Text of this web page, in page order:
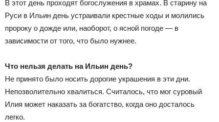
В этот день проходят богослужения в храмах. В старину на
Руси в Ильин день устраивали крестные ходы и молились
пророку о дожде или, наоборот, о ясной погоде — в
зависимости от того, что было нужнее.
Что нельзя делать на Ильин день?
Не принято было носить дорогие украшения в эти дни.
Непозволительно хвалиться. Считалось, что мог суровый
Илия может наказать за богатство, когда оно досталось
легко.